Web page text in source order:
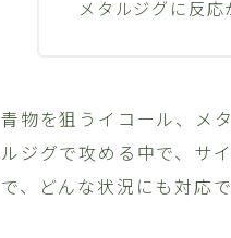
メタルジグに反
青物を狙うイコール、メ
ルジグで攻める中で、サ
で、どんな状況にも対応